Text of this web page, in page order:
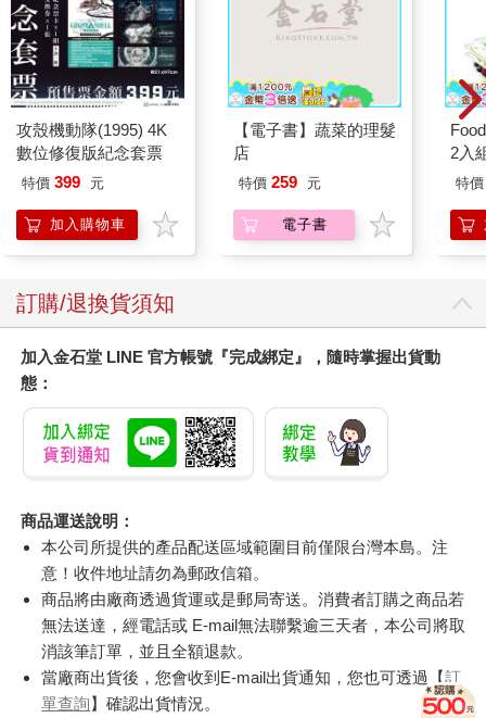
攻殼機動隊(1995) 4K
數位修復版紀念套票
特價 399 元
加入購物車
【電子書】蔬菜的理髮
店
特價 259 元
電子書
2入
特價
訂購/退換貨須知
加入金石堂 LINE 官方帳號『完成綁定』，隨時掌握出貨動
態：
商品運送說明：
本公司所提供的產品配送區域範圍目前僅限台灣本島。注
意！收件地址請勿為郵政信箱。
商品將由廠商透過貨運或是郵局寄送。消費者訂購之商品若
無法送達，經電話或 E-mail無法聯繫逾三天者，本公司將取
消該筆訂單，並且全額退款。
當廠商出貨後，您會收到E-mail出貨通知，您也可透過【訂
單查詢】確認出貨情況。